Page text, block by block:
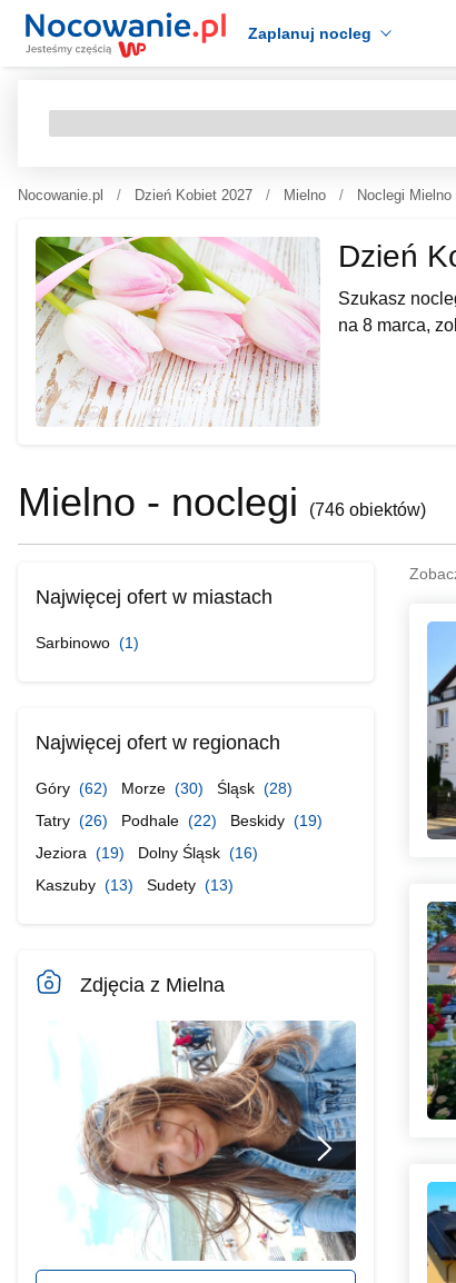
Zaplanuj nocleg
Nocowanie.pl Dzień Kobiet 2027 Mielno Noclegi Mielno
Dzień
Szukasz
na 8 marca,
Mielno - noclegi (746 obiektów)
Najwięcej ofert w miastach
Sarbinowo (1)
Najwięcej ofert w regionach
Góry (62) Morze (30) Śląsk (28)
Tatry (26) Podhale (22) Beskidy (19)
Jeziora (19) Dolny Śląsk (16)
Kaszuby (13) Sudety (13)
Zdjęcia z Mielna